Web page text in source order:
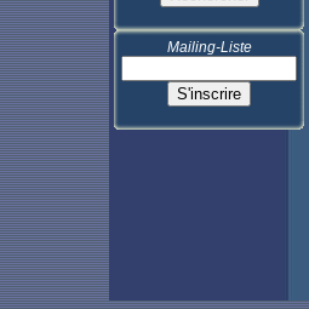
Mailing-Liste